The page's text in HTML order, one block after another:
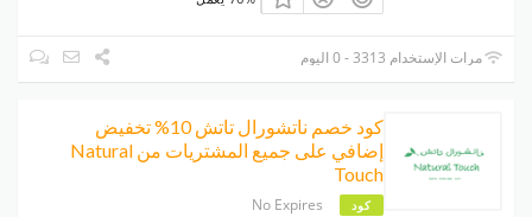
مرات الإستخدام 3313 - 0 اليوم
كود خصم ناتشورال تاتش 10% تخفيض
إضافي على جميع المشتريات من Natural
Touch
كود No Expires